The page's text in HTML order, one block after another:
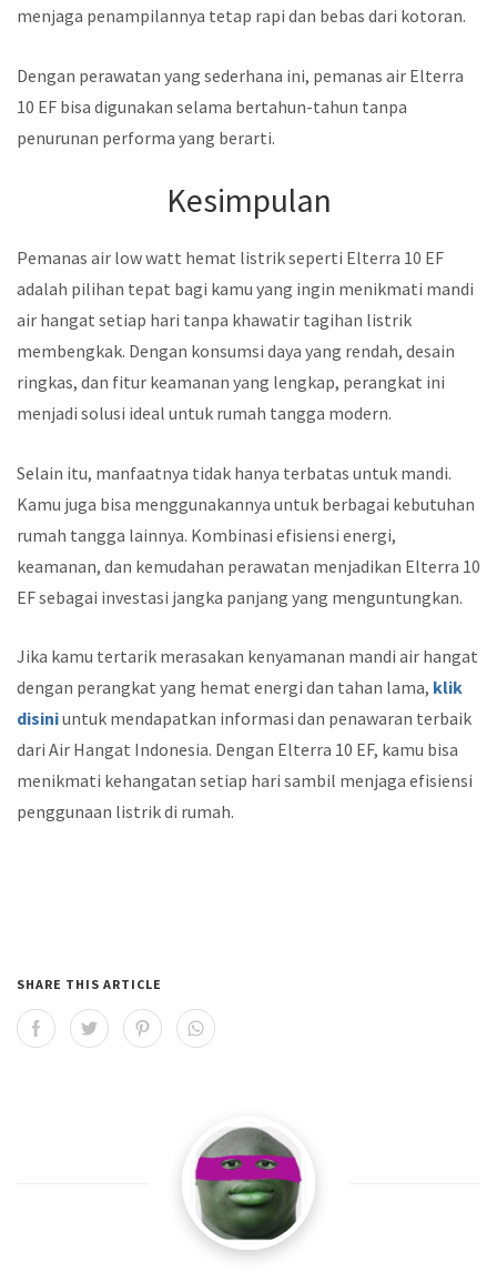
menjaga penampilannya tetap rapi dan bebas dari kotoran.
Dengan perawatan yang sederhana ini, pemanas air Elterra
10 EF bisa digunakan selama bertahun-tahun tanpa
penurunan performa yang berarti.
Kesimpulan
Pemanas air low watt hemat listrik seperti Elterra 10 EF
adalah pilihan tepat bagi kamu yang ingin menikmati mandi
air hangat setiap hari tanpa khawatir tagihan listrik
membengkak. Dengan konsumsi daya yang rendah, desain
ringkas, dan fitur keamanan yang lengkap, perangkat ini
menjadi solusi ideal untuk rumah tangga modern.
Selain itu, manfaatnya tidak hanya terbatas untuk mandi.
Kamu juga bisa menggunakannya untuk berbagai kebutuhan
rumah tangga lainnya. Kombinasi efisiensi energi,
keamanan, dan kemudahan perawatan menjadikan Elterra 10
EF sebagai investasi jangka panjang yang menguntungkan.
Jika kamu tertarik merasakan kenyamanan mandi air hangat
dengan perangkat yang hemat energi dan tahan lama, klik
disiniuntuk mendapatkan informasi dan penawaran terbaik
dari Air Hangat Indonesia. Dengan Elterra 10 EF, kamu bisa
menikmati kehangatan setiap hari sambil menjaga efisiensi
penggunaan listrik di rumah.
SHARE THIS ARTICLE